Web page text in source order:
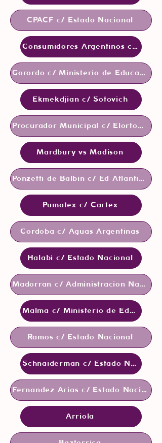
CPACF c/ Estado Nacional
Consumidores Argentinos c/ Estado Nacional
Gorordo c/ Ministerio de Educacion
Ekmekdjian c/ Sofovich
Procurador Municipal c/ Elortondo
Mardbury vs Madison
Ponzetti de Balbin c/ Ed Atlantida
Pumatex c/ Cartex
Cordoba c/ Aguas Argentinas
Halabi c/ Estado Nacional
Madorran c/ Administracion Nacional
Malma c/ Ministerio de Educacion
Ramos c/ Estado Nacional
Schnaiderman c/ Estado Nacional
Fernandez Arias c/ Estado Nacional
Arriola